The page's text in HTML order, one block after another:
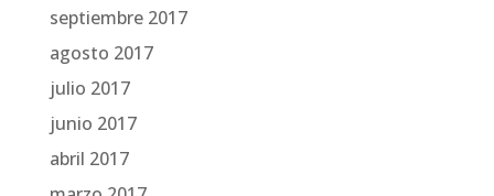
septiembre 2017
agosto 2017
julio 2017
junio 2017
abril 2017